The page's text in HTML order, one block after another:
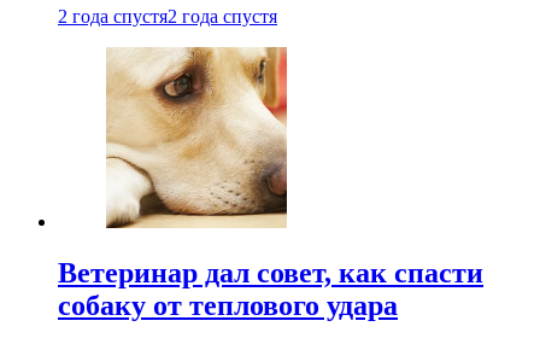
2 года спустя2 года спустя
Ветеринар дал совет, как спасти
собаку от теплового удара